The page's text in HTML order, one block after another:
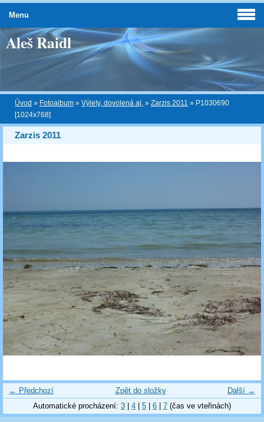
Aleš Raidl
Úvod » Fotoalbum » Výlety, dovolená aj. » Zarzis 2011 » P1030690
[1024x768]
Zarzis 2011
← Předchozí Další →
Zpět do složky
Automatické procházení: 3 4 5 6 7 (čas ve vteřinách)
Menu